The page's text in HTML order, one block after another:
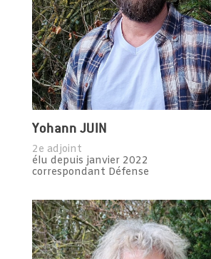
Yohann JUIN
2e adjoint
élu depuis janvier 2022
correspondant Défense